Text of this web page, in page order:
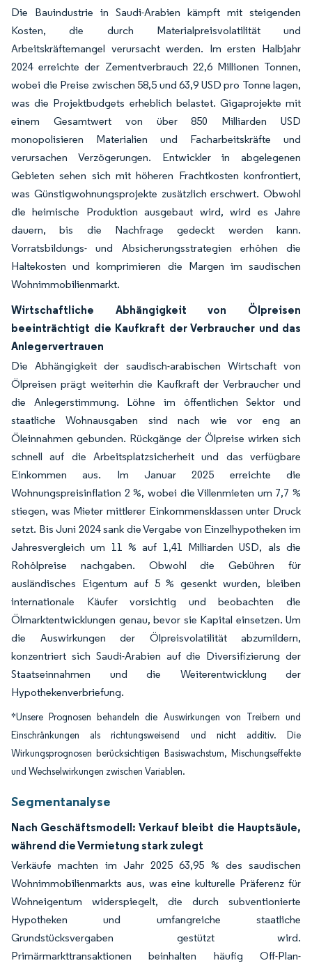
Die Bauindustrie in Saudi-Arabien kämpft mit steigenden
Kosten, die durch Materialpreisvolatilität und
Arbeitskräftemangel verursacht werden. Im ersten Halbjahr
2024 erreichte der Zementverbrauch 22,6 Millionen Tonnen,
wobei die Preise zwischen 58,5 und 63,9 USD pro Tonne lagen,
was die Projektbudgets erheblich belastet. Gigaprojekte mit
einem Gesamtwert von über 850 Milliarden USD
monopolisieren Materialien und Facharbeitskräfte und
verursachen Verzögerungen. Entwickler in abgelegenen
Gebieten sehen sich mit höheren Frachtkosten konfrontiert,
was Günstigwohnungsprojekte zusätzlich erschwert. Obwohl
die heimische Produktion ausgebaut wird, wird es Jahre
dauern, bis die Nachfrage gedeckt werden kann.
Vorratsbildungs- und Absicherungsstrategien erhöhen die
Haltekosten und komprimieren die Margen im saudischen
Wohnimmobilienmarkt.
Wirtschaftliche Abhängigkeit von Ölpreisen
beeinträchtigt die Kaufkraft der Verbraucher und das
Anlegervertrauen
Die Abhängigkeit der saudisch-arabischen Wirtschaft von
Ölpreisen prägt weiterhin die Kaufkraft der Verbraucher und
die Anlegerstimmung. Löhne im öffentlichen Sektor und
staatliche Wohnausgaben sind nach wie vor eng an
Öleinnahmen gebunden. Rückgänge der Ölpreise wirken sich
schnell auf die Arbeitsplatzsicherheit und das verfügbare
Einkommen aus. Im Januar 2025 erreichte die
Wohnungspreisinflation 2 %, wobei die Villenmieten um 7,7 %
stiegen, was Mieter mittlerer Einkommensklassen unter Druck
setzt. Bis Juni 2024 sank die Vergabe von Einzelhypotheken im
Jahresvergleich um 11 % auf 1,41 Milliarden USD, als die
Rohölpreise nachgaben. Obwohl die Gebühren für
ausländisches Eigentum auf 5 % gesenkt wurden, bleiben
internationale Käufer vorsichtig und beobachten die
Ölmarktentwicklungen genau, bevor sie Kapital einsetzen. Um
die Auswirkungen der Ölpreisvolatilität abzumildern,
konzentriert sich Saudi-Arabien auf die Diversifizierung der
Staatseinnahmen und die Weiterentwicklung der
Hypothekenverbriefung.
*Unsere Prognosen behandeln die Auswirkungen von Treibern und
Einschränkungen als richtungsweisend und nicht additiv. Die
Wirkungsprognosen berücksichtigen Basiswachstum, Mischungseffekte
und Wechselwirkungen zwischen Variablen.
Segmentanalyse
Nach Geschäftsmodell: Verkauf bleibt die Hauptsäule,
während die Vermietung stark zulegt
Verkäufe machten im Jahr 2025 63,95 % des saudischen
Wohnimmobilienmarkts aus, was eine kulturelle Präferenz für
Wohneigentum widerspiegelt, die durch subventionierte
Hypotheken und umfangreiche staatliche
Grundstücksvergaben gestützt wird.
Primärmarkttransaktionen beinhalten häufig Off-Plan-